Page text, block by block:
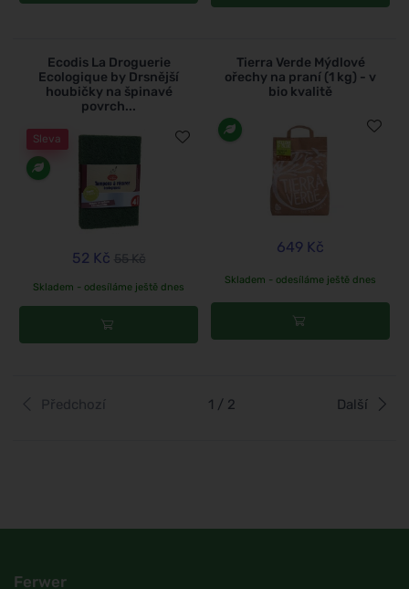
Ecodis La Droguerie
Ecologique by Drsnější
houbičky na špinavé
povrch...
Sleva
52 Kč 55 Kč
Skladem - odesíláme ještě dnes
Tierra Verde Mýdlové
ořechy na praní (1 kg) - v
bio kvalitě
649 Kč
Skladem - odesíláme ještě dnes
Předchozí 1 / 2 Další
Ferwer